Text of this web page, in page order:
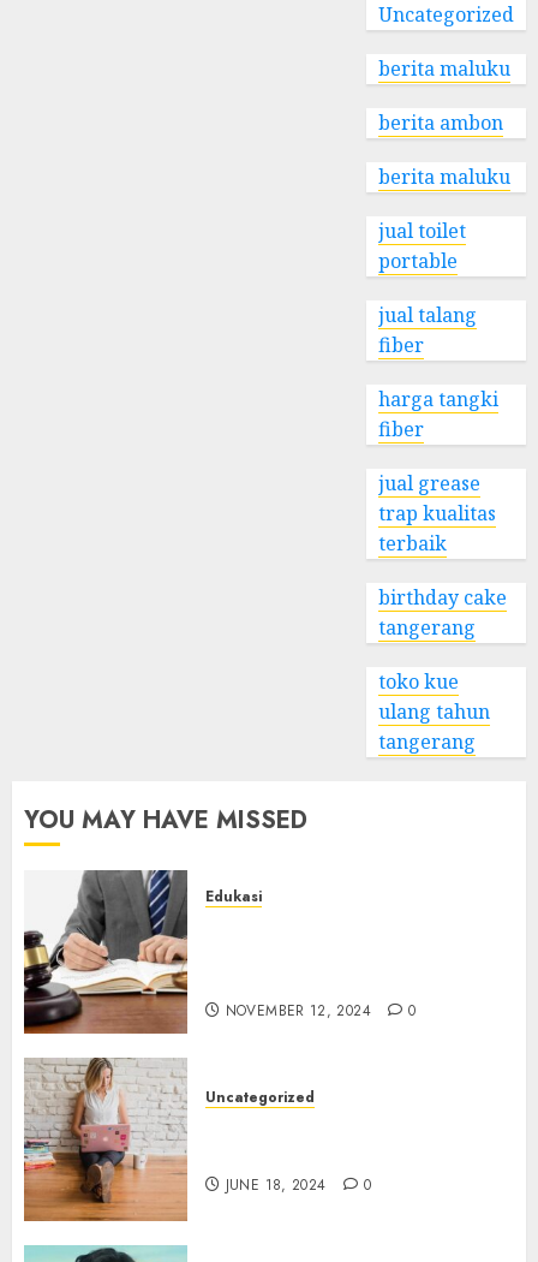
Uncategorized
berita maluku
berita ambon
berita maluku
jual toilet
portable
jual talang
fiber
harga tangki
fiber
jual grease
trap kualitas
terbaik
birthday cake
tangerang
toko kue
ulang tahun
tangerang
YOU MAY HAVE MISSED
Edukasi
NOVEMBER 12, 2024 0
Uncategorized
JUNE 18, 2024 0